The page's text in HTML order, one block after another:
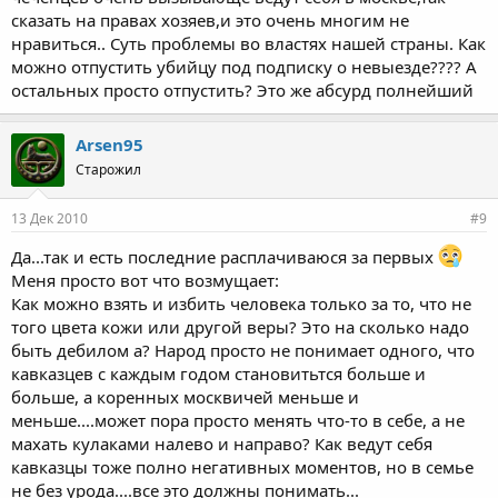
игнорируя местные принципы. А как в России что то
происходит с иностранцами которые себя вели
неподабающим образом - так тут нарушение прав человека.
Это ли не двойные стандарты?
Я против насилия!!!!! Против смертей! Простив стада и с одной
Я считаю что нужно решать проблему политически и массово -
депортировать нелегалов и выдавать визы под строгим
контролем! Почему из России уехать куда либо тяжело, зато в
Россию пожалуйста?!
Но это конечно же мало кому выгодно + у "диаспор" всяческих
очень сильное лобби, так что подобные зверства и с одной и с
другой стороны продолжаться.
Надеюсь что больше не будет бессмысленных смертей и
государство примет меры.
сказать на правах хозяев,и это очень многим не
нравиться.. Суть проблемы во властях нашей страны. Как
можно отпустить убийцу под подписку о невыезде???? А
остальных просто отпустить? Это же абсурд полнейший
Arsen95
Старожил
13 Дек 2010 #9
Да...так и есть последние расплачиваюся за первых
Меня просто вот что возмущает:
Как можно взять и избить человека только за то, что не
того цвета кожи или другой веры? Это на сколько надо
быть дебилом а? Народ просто не понимает одного, что
кавказцев с каждым годом становитьтся больше и
больше, а коренных москвичей меньше и
меньше....может пора просто менять что-то в себе, а не
махать кулаками налево и направо? Как ведут себя
кавказцы тоже полно негативных моментов, но в семье
не без урода....все это должны понимать...